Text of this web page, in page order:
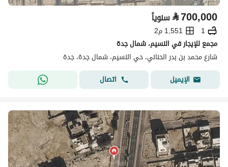
⃁700,000 سنوياً
1
1,551 م2
مجمع للإيجار في النسيم، شمال جدة
شارع محمد بن بدر الحناني، حي النسيم، شمال جدة، جدة
الإيميل
اتصال